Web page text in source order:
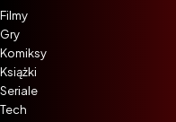
Filmy
Gry
Komiksy
Książki
Seriale
Tech